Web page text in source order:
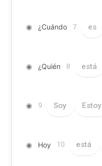
◉¿Cuándo 7 es
◉¿Quién 8 está
◉ 9 Soy Estoy
◉Hoy 10 está